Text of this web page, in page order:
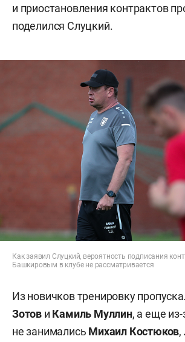
и приостановления контрактов
поделился Слуцкий.
Как заявил Слуцкий, вероятность подписания
Башкировым в клубе не рассматривается
Из новичков тренировку
Зотов и Камиль Муллин, а еще
не занимались Михаил Костюков,